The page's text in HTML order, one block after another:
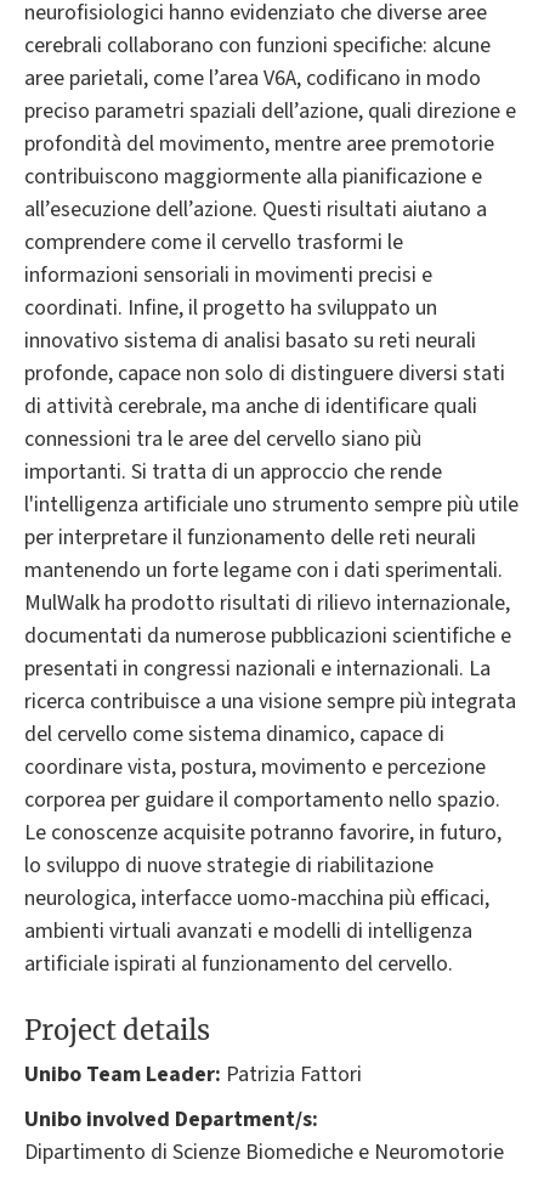
neurofisiologici hanno evidenziato che diverse aree
cerebrali collaborano con funzioni specifiche: alcune
aree parietali, come l’area V6A, codificano in modo
preciso parametri spaziali dell’azione, quali direzione e
profondità del movimento, mentre aree premotorie
contribuiscono maggiormente alla pianificazione e
all’esecuzione dell’azione. Questi risultati aiutano a
comprendere come il cervello trasformi le
informazioni sensoriali in movimenti precisi e
coordinati. Infine, il progetto ha sviluppato un
innovativo sistema di analisi basato su reti neurali
profonde, capace non solo di distinguere diversi stati
di attività cerebrale, ma anche di identificare quali
connessioni tra le aree del cervello siano più
importanti. Si tratta di un approccio che rende
l'intelligenza artificiale uno strumento sempre più utile
per interpretare il funzionamento delle reti neurali
mantenendo un forte legame con i dati sperimentali.
MulWalk ha prodotto risultati di rilievo internazionale,
documentati da numerose pubblicazioni scientifiche e
presentati in congressi nazionali e internazionali. La
ricerca contribuisce a una visione sempre più integrata
del cervello come sistema dinamico, capace di
coordinare vista, postura, movimento e percezione
corporea per guidare il comportamento nello spazio.
Le conoscenze acquisite potranno favorire, in futuro,
lo sviluppo di nuove strategie di riabilitazione
neurologica, interfacce uomo-macchina più efficaci,
ambienti virtuali avanzati e modelli di intelligenza
artificiale ispirati al funzionamento del cervello.
Project details
Unibo Team Leader: Patrizia Fattori
Unibo involved Department/s:
Dipartimento di Scienze Biomediche e Neuromotorie